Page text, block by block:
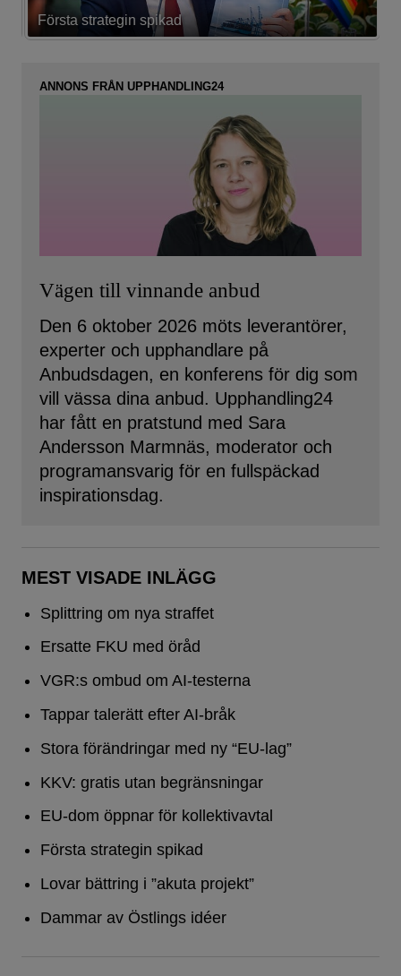
Första strategin spikad
ANNONS FRÅN UPPHANDLING24
Vägen till vinnande anbud
Den 6 oktober 2026 möts leverantörer,
experter och upphandlare på
Anbudsdagen, en konferens för dig som
vill vässa dina anbud. Upphandling24
har fått en pratstund med Sara
Andersson Marmnäs, moderator och
programansvarig för en fullspäckad
inspirationsdag.
MEST VISADE INLÄGG
Splittring om nya straffet
Ersatte FKU med öråd
VGR:s ombud om AI-testerna
Tappar talerätt efter AI-bråk
Stora förändringar med ny “EU-lag”
KKV: gratis utan begränsningar
EU-dom öppnar för kollektivavtal
Första strategin spikad
Lovar bättring i ”akuta projekt”
Dammar av Östlings idéer